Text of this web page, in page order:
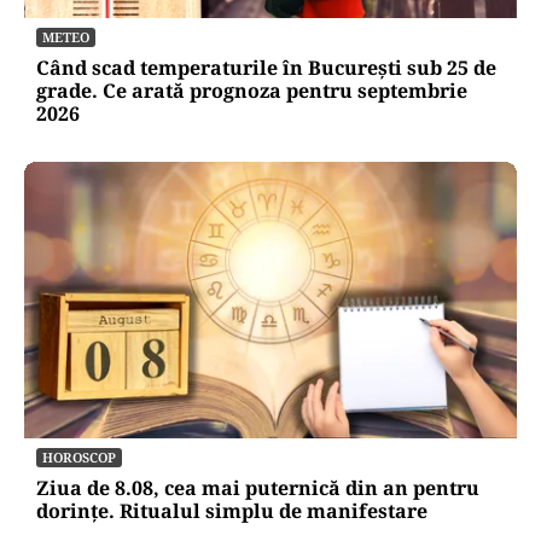
METEO
Când scad temperaturile în București sub 25 de
grade. Ce arată prognoza pentru septembrie
2026
HOROSCOP
Ziua de 8.08, cea mai puternică din an pentru
dorințe. Ritualul simplu de manifestare